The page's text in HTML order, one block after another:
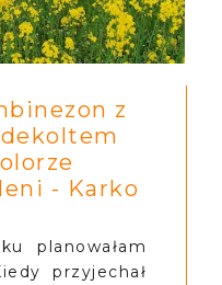
z
- Karko
planowałam
przyjechał